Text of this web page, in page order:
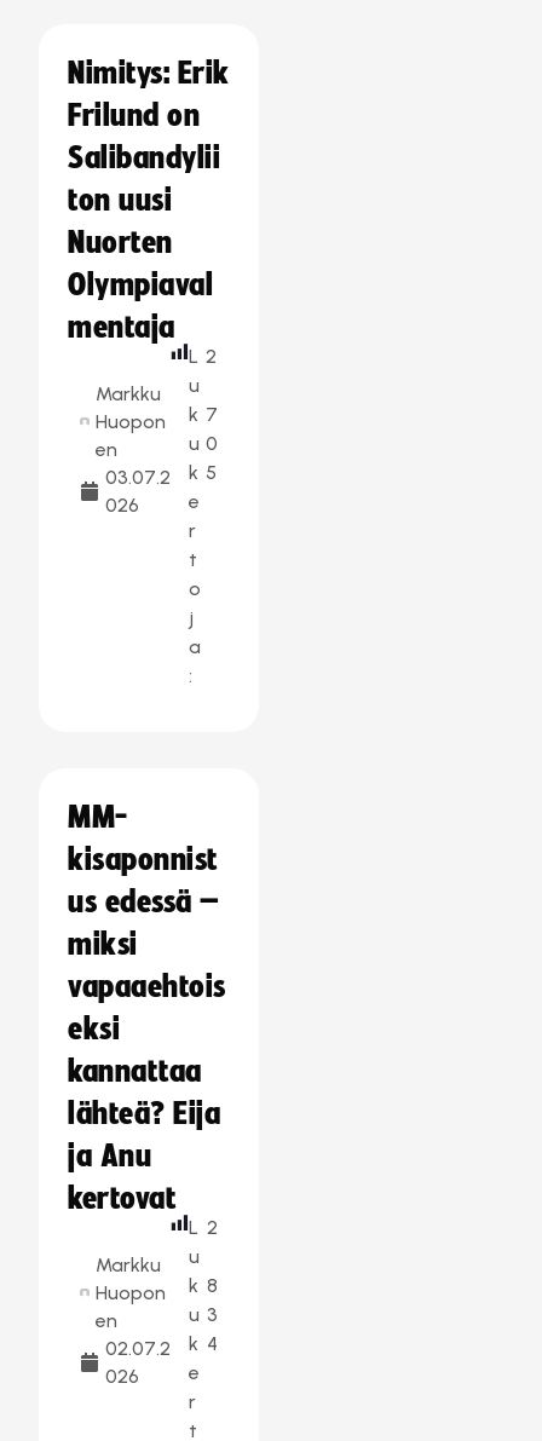
Nimitys: Erik
Frilund on
Salibandylii
ton uusi
Nuorten
Olympiaval
mentaja
Markku
Huopon
en
03.07.2
026
L
u
k
u
k
e
r
t
o
j
a
:
2
7
0
5
MM-
kisaponnist
us edessä –
miksi
vapaaehtois
eksi
kannattaa
lähteä? Eija
ja Anu
kertovat
Markku
Huopon
en
02.07.2
026
L
u
k
u
k
e
r
t
2
8
3
4